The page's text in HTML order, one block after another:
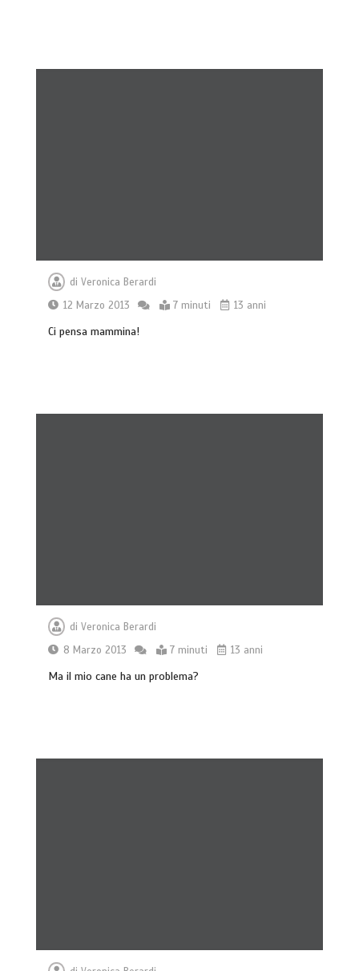
diVeronica Berardi
12 Marzo 2013
7 minuti 13 anni
Ci pensa mammina!
diVeronica Berardi
8 Marzo 2013
7 minuti 13 anni
Ma il mio cane ha un problema?